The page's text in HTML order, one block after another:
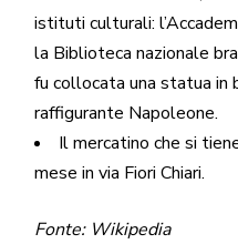
istituti culturali: l’
la Biblioteca nazionale
fu collocata una statua in
raffigurante Napoleone.
Il mercatino che si
mese invia Fiori Chiari.
Fonte: Wikipedia